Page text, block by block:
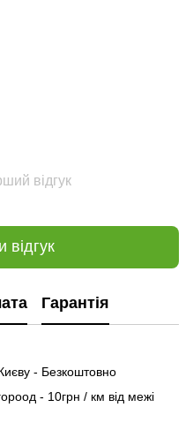
відгук
відгук
Гарантія
- Безкоштовно
- 10грн / км від межі